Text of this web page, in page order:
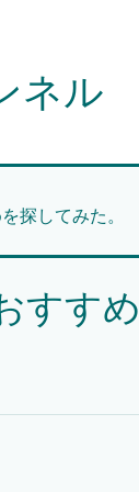
ネル
探してみた。
すすめ